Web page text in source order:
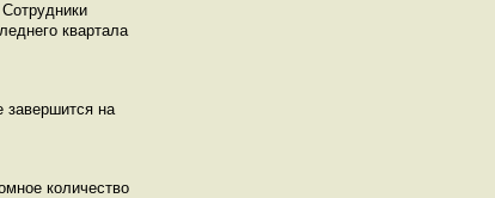
квартала
завершится на
количество